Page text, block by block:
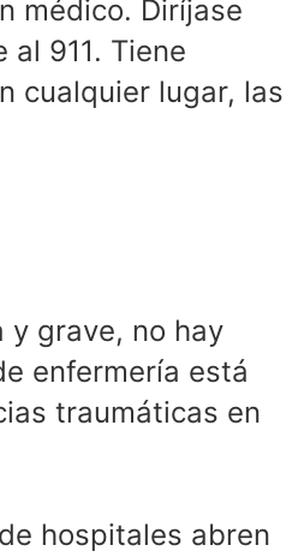
médico. Diríjase
911. Tiene
cualquier lugar, las
y grave, no hay
enfermería está
traumáticas en
hospitales abren